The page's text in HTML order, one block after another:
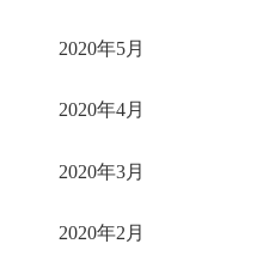
2020年5月
2020年4月
2020年3月
2020年2月